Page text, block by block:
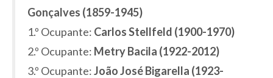
Gonçalves (1859-1945)
1.º Ocupante: Carlos Stellfeld (1900-1970)
2.º Ocupante: Metry Bacila (1922-2012)
3.º Ocupante:João José Bigarella (1923-